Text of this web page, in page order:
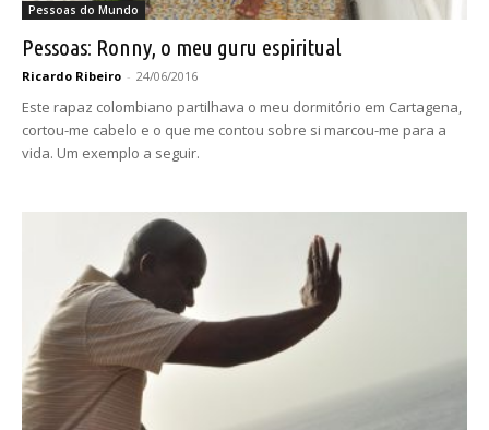
Pessoas do Mundo
Pessoas: Ronny, o meu guru espiritual
Ricardo Ribeiro - 24/06/2016
Este rapaz colombiano partilhava o meu dormitório em Cartagena,
cortou-me cabelo e o que me contou sobre si marcou-me para a
vida. Um exemplo a seguir.